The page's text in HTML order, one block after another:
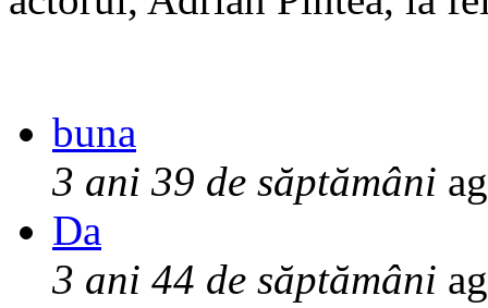
buna
3 ani 39 de săptămâni
Da
3 ani 44 de săptămâni